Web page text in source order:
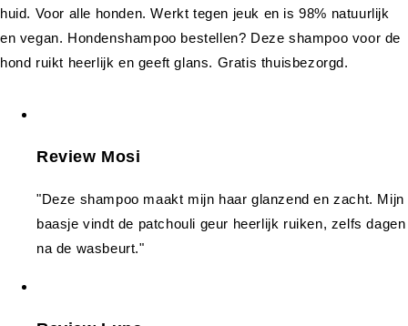
Review Mosi
"Deze shampoo maakt mijn haar glanzend en zacht. Mijn
baasje vindt de patchouli geur heerlijk ruiken, zelfs dagen
na de wasbeurt."